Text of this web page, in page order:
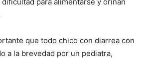
que todo chico con diarrea con
a la brevedad por un pediatra,